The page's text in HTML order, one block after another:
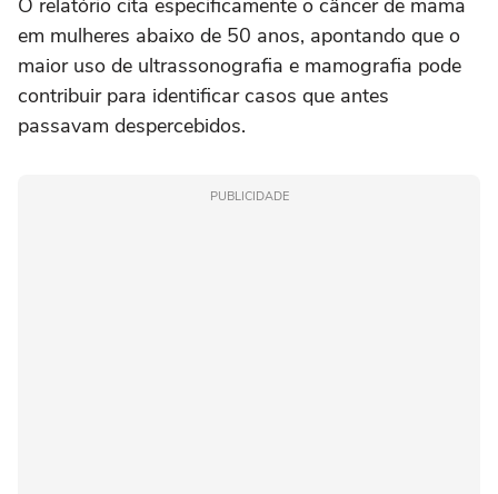
em mulheres abaixo de 50 anos, apontando que o
maior uso de ultrassonografia e mamografia pode
contribuir para identificar casos que antes
passavam despercebidos.
PUBLICIDADE